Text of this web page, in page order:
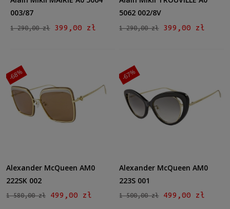
Cena
do
Filtruj
Nowość
003/87
1 290,00 zł 399,00 zł
5062 002/8V
1 290,00 zł 399,00 zł
Alexander McQueen AM0
222SK 002
1 580,00 zł 499,00 zł
-68%
Alexander McQueen AM0
223S 001
1 500,00 zł 499,00 zł
-67%